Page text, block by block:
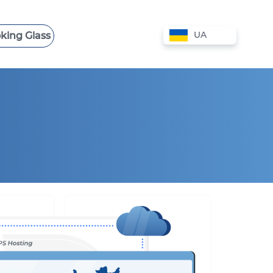
Glass UA